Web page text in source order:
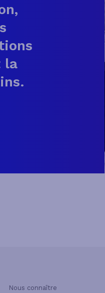
la
Nous connaître